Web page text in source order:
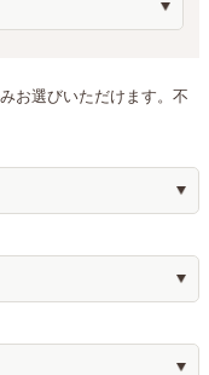
お選びいただけます。不